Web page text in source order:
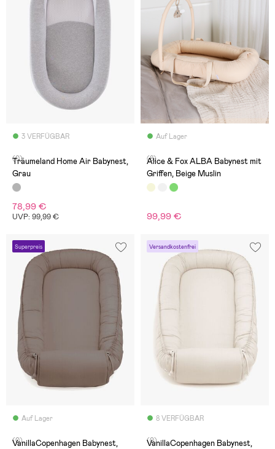
3 VERFÜGBAR
(0)
Träumeland Home Air Babynest,
Grau
78,99 €
UVP: 99,99 €
Auf Lager
(8)
Alice & Fox ALBA Babynest mit
Griffen, Beige Muslin
99,99 €
Superpreis
Auf Lager
(0)
VanillaCopenhagen Babynest,
Versandkostenfrei
8 VERFÜGBAR
(0)
VanillaCopenhagen Babynest,